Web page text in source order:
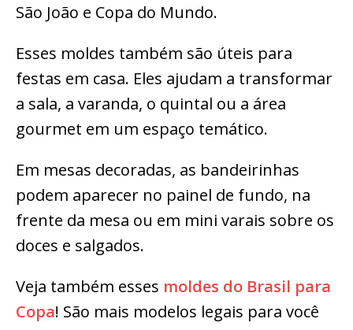
São João e Copa do Mundo.
Esses moldes também são úteis para
festas em casa. Eles ajudam a transformar
a sala, a varanda, o quintal ou a área
gourmet em um espaço temático.
Em mesas decoradas, as bandeirinhas
podem aparecer no painel de fundo, na
frente da mesa ou em mini varais sobre os
doces e salgados.
Veja também esses moldes do Brasil para
Copa! São mais modelos legais para você